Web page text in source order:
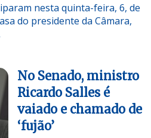
nesta quinta-feira, 6, de
do presidente da Câmara,
No Senado, ministro
Ricardo Salles é
vaiado e chamado de
‘fujão’